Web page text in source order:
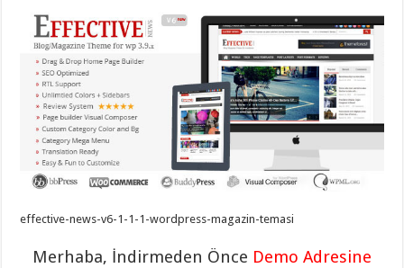
taşımacılık,
gaziantep
taşımacılık,
taşımacılık,
gaziantep
taşımacılık,
gaziantep
effective-news-v6-1-1-1-wordpress-magazin-temasi
Merhaba, İndirmeden Önce Demo Adresine